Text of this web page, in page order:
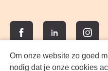
Om onze website zo goed
nodig dat je onze cookies
FacebookLinkedIn